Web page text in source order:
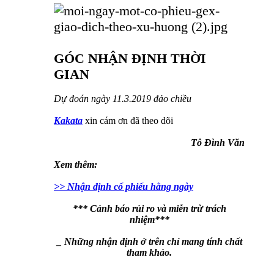
GÓC NHẬN ĐỊNH THỜI
GIAN
Dự đoán ngày 11.3.2019 đảo chiều
Kakata xin cám ơn đã theo dõi
Tô Đình Văn
Xem thêm:
>> Nhận định cố phiếu hằng ngày
*** Cảnh báo rủi ro và miễn trừ trách
nhiệm***
_ Những nhận định ở trên chỉ mang tính chất
tham khảo.